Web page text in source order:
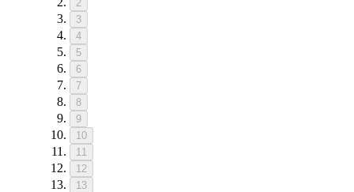
2
3
4
5
6
7
8
9
10
11
12
13